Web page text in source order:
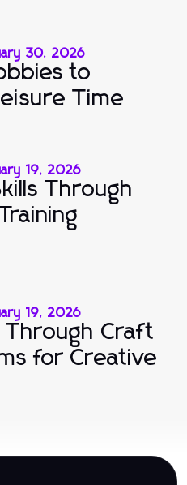
30, 2026
to
Time
19, 2026
Through
19, 2026
Through Craft
for Creative